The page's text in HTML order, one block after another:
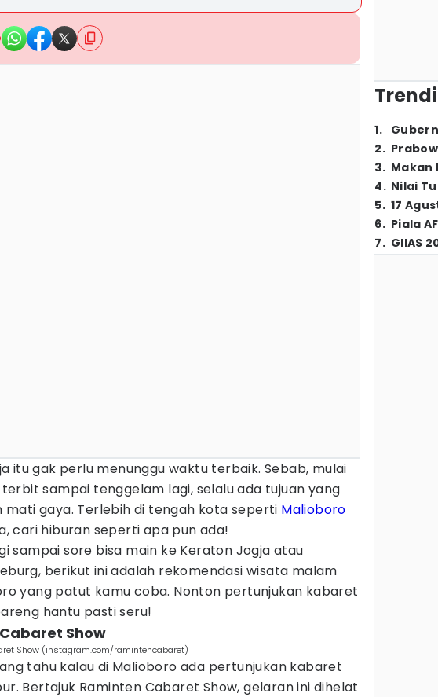
itu gak perlu menunggu waktu terbaik. Sebab, mulai
sampai tenggelam lagi, selalu ada tujuan yang
mati gaya. Terlebih di tengah kota seperti Malioboro
cari hiburan seperti apa pun ada!
sampai sore bisa main ke Keraton Jogja atau
berikut ini adalah rekomendasi wisata malam
yang patut kamu coba. Nonton pertunjukan kabaret
hantu pasti seru!
Show
Show (instagram.com/ramintencabaret)
tahu kalau di Malioboro ada pertunjukan kabaret
Bertajuk Raminten Cabaret Show, gelaran ini dihelat
1.
2.
3. Makan
4. Nilai
5. 17
6. Piala
7. GIIAS